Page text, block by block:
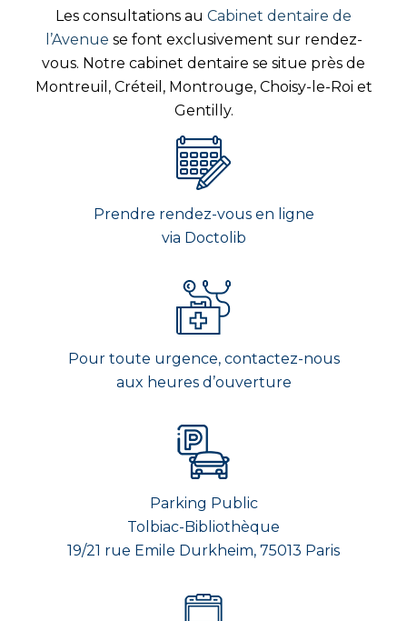
Les consultations au Cabinet dentaire de
l’Avenue se font exclusivement sur rendez-
vous. Notre cabinet dentaire se situe près de
Montreuil, Créteil, Montrouge, Choisy-le-Roi et
Gentilly.
Prendre rendez-vous en ligne
via Doctolib
Pour toute urgence, contactez-nous
aux heures d’ouverture
Parking Public
Tolbiac-Bibliothèque
19/21 rue Emile Durkheim, 75013 Paris